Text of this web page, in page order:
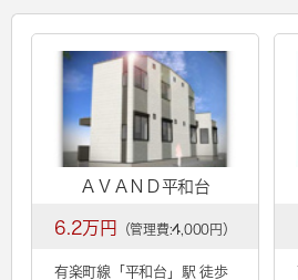
ＡＶＡＮＤ平和台
6.2万円 （管理費:4,000円）
有楽町線「 平和台 」駅 徒歩